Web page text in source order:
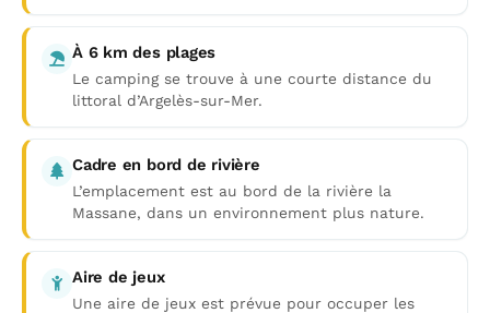
À 6 km des plages
Le camping se trouve à une courte distance du
littoral d’Argelès-sur-Mer.
Cadre en bord de rivière
L’emplacement est au bord de la rivière la
Massane, dans un environnement plus nature.
Aire de jeux
Une aire de jeux est prévue pour occuper les